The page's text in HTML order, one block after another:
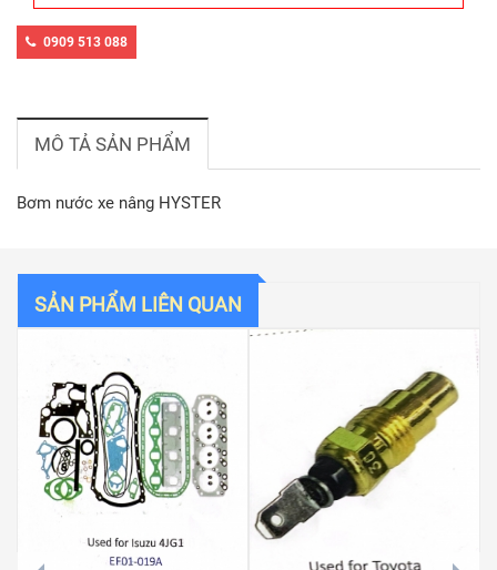
0909 513 088
MÔ TẢ SẢN PHẨM
Bơm nước xe nâng HYSTER
SẢN PHẨM LIÊN QUAN
prev next